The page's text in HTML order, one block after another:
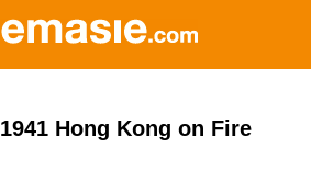
1941 Hong Kong on Fire